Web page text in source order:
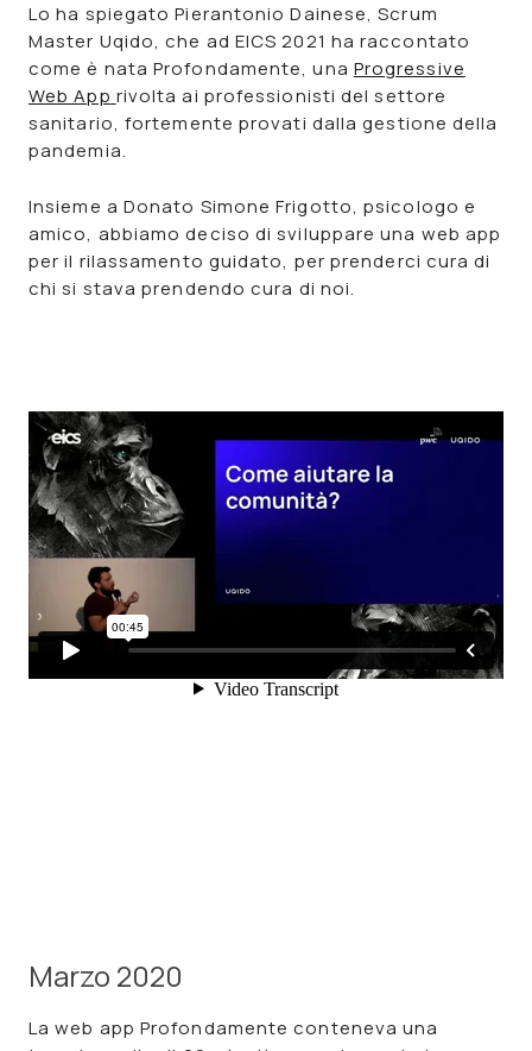
Lo ha spiegato Pierantonio Dainese, Scrum
Master Uqido, che ad EICS 2021 ha raccontato
come è nataProfondamente, una Progressive
Web App rivolta ai professionisti del settore
sanitario, fortemente provati dalla gestione della
pandemia.
Insieme a Donato Simone Frigotto, psicologo e
amico, abbiamo deciso disviluppare una web app
per il rilassamento guidato, per prenderci cura di
chi si stava prendendo cura di noi.
Marzo 2020
La web app Profondamente conteneva una